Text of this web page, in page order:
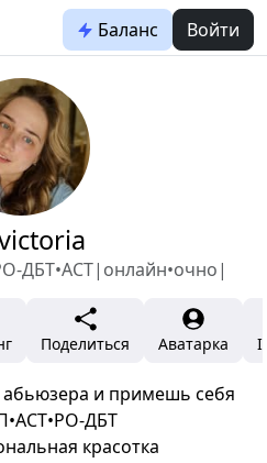
Баланс Войти
ДБТ•АСТ|онлайн•очно|
Поделиться Аватарка
и примешь себя
ДБТ
красотка